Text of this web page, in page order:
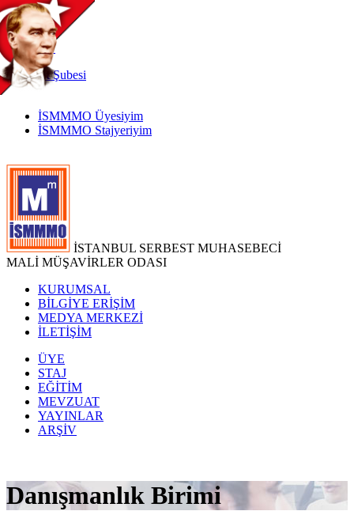
TR
|
EN
İnternetŞubesi
İSMMMO Üyesiyim
İSMMMO Stajyeriyim
İSTANBUL SERBEST MUHASEBECİ
MALİ MÜŞAVİRLER ODASI
KURUMSAL
BİLGİYE ERİŞİM
MEDYA MERKEZİ
İLETİŞİM
ÜYE
STAJ
EĞİTİM
MEVZUAT
YAYINLAR
ARŞİV
Danışmanlık Birimi